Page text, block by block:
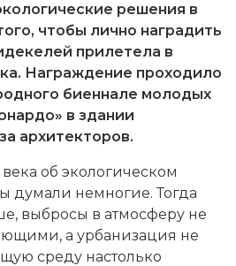
решения в
чтобы лично наградить
прилетела в
Награждение проходило
биеннале молодых
» в здании
архитекторов.
об экологическом
думали немногие. Тогда
выбросы в атмосферу не
а урбанизация не
среду настолько